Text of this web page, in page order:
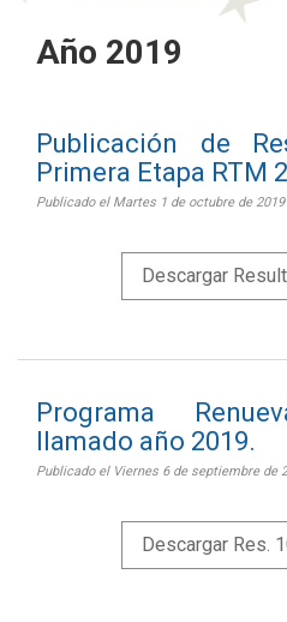
Año 2019
Publicación de
Primera Etapa RTM
Publicado el Martes 1 de octubre de 2019
Descargar
Programa
llamado año 2019.
Publicado el Viernes 6 de septiembre de
Descargar Res.